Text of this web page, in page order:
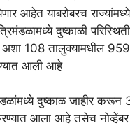
आहेत याबरोबरच
दुष्काळी
108 तालुक्यामधील
आली आहे
दुष्काळ जाहीर करून
आला आहे तसेच नोव्हेंबर